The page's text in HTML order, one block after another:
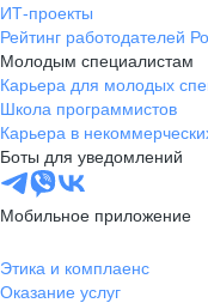
ИТ-проекты
Рейтинг работодателей
Молодым специалистам
Карьера для молодых
Школа программистов
Карьера в
Боты для уведомлений
Мобильное приложение
Этика и комплаенс
Оказание услуг